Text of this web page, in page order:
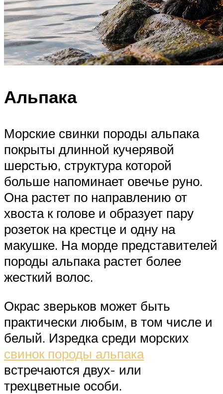
Альпака
Морские свинки породы альпака
покрыты длинной кучерявой
шерстью, структура которой
больше напоминает овечье руно.
Она растет по направлению от
хвоста к голове и образует пару
розеток на крестце и одну на
макушке. На морде представителей
породы альпака растет более
жесткий волос.
Окрас зверьков может быть
практически любым, в том числе и
белый. Изредка среди морских
свинок породы альпака
встречаются двух- или
трехцветные особи.